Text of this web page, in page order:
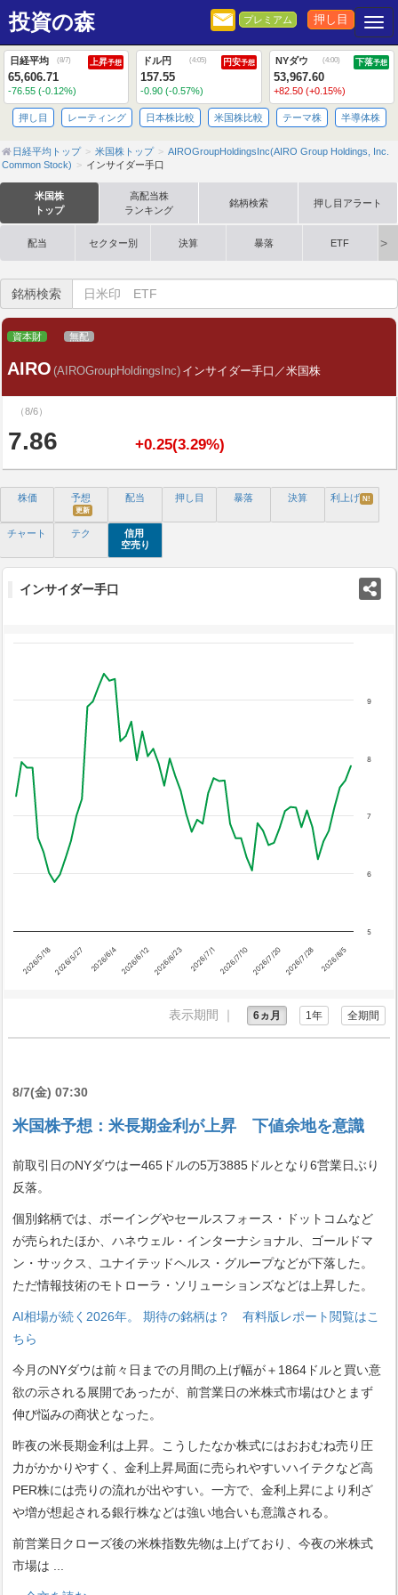
投資の森 プレミアム 押し目
日経平均 (8/7) 上昇予想
65,606.71
-76.55 (-0.12%)
ドル円 (4:05) 円安予想
157.55
-0.90 (-0.57%)
NYダウ (4:00) 下落予想
53,967.60
+82.50 (+0.15%)
押し目 レーティング 日本株比較 米国株比較 テーマ株 半導体株
日経平均トップ 米国株トップ
AIROGroupHoldingsInc(AIRO Group Holdings, Inc.
Common Stock)
インサイダー手口
米国株
トップ
高配当株
ランキング
銘柄検索 押し目アラート
配当 セクター別 決算 暴落 ETF
銘柄検索
資本財 無配
AIRO (AIROGroupHoldingsInc) インサイダー手口／米国株
（8/6）
7.86 +0.25(3.29%)
株価 予想
更新
配当 押し目 暴落 決算 利上げ N!
チャート テク
信用
空売り
インサイダー手口
2026/5/182026/5/27 2026/6/4 2026/6/122026/6/23 2026/7/1 2026/7/102026/7/202026/7/28 2026/8/5
5
6
7
8
9
表示期間 ｜ 6ヵ月 1年 全期間
8/7(金) 07:30
米国株予想：米長期金利が上昇 下値余地を意識
前取引日のNYダウはー465ドルの5万3885ドルとなり6営業日ぶり
反落。
個別銘柄では、ボーイングやセールスフォース・ドットコムなど
が売られたほか、ハネウェル・インターナショナル、ゴールドマ
ン・サックス、ユナイテッドヘルス・グループなどが下落した。
ただ情報技術のモトローラ・ソリューションズなどは上昇した。
AI相場が続く2026年。 期待の銘柄は？ 有料版レポート閲覧はこ
ちら
今月のNYダウは前々日までの月間の上げ幅が＋1864ドルと買い意
欲の示される展開であったが、前営業日の米株式市場はひとまず
伸び悩みの商状となった。
昨夜の米長期金利は上昇。こうしたなか株式にはおおむね売り圧
力がかかりやすく、金利上昇局面に売られやすいハイテクなど高
PER株には売りの流れが出やすい。一方で、金利上昇により利ざ
や増が想起される銀行株などは強い地合いも意識される。
前営業日クローズ後の米株指数先物は上げており、今夜の米株式
市場は ...